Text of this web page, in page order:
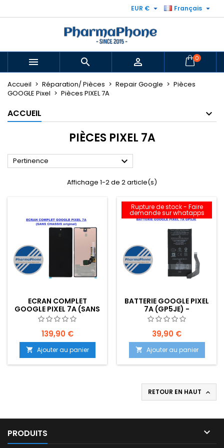
Français 
EUR € 
   0
Accueil Réparation/ Pièces Repair Google
Pièces
GOOGLE Pixel
Pièces PIXEL 7A
ACCUEIL
PIÈCES PIXEL 7A
Pertinence 
Affichage 1-2 de 2 article(s)
ECRAN COMPLET
GOOGLE PIXEL 7A (SANS
CHASSIS ORIGINAL) -
EMPLACEMENT:
139,90 €
 Ajouter au panier
Rupture de stock - Faire
demande sur whatapps
BATTERIE GOOGLE PIXEL
7A (GP5JE) -
EMPLACEMENT:
39,90 €
 Ajouter au panier
RETOUR EN HAUT 
PRODUITS 